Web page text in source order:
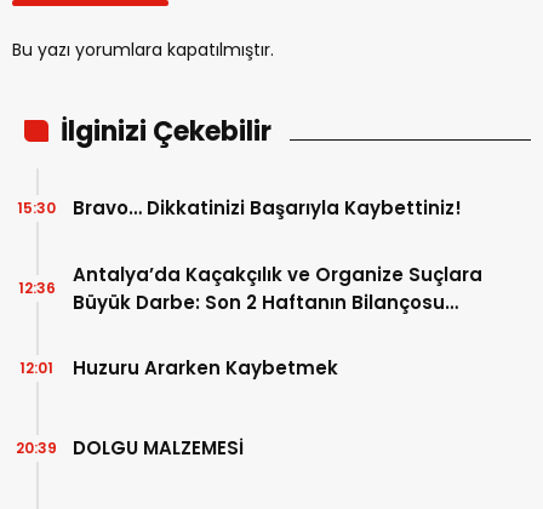
Bu yazı yorumlara kapatılmıştır.
İlginizi Çekebilir
Bravo… Dikkatinizi Başarıyla Kaybettiniz!
15:30
Antalya’da Kaçakçılık ve Organize Suçlara
Büyük Darbe: Son 2 Haftanın Bilançosu
12:36
Huzuru Ararken Kaybetmek
12:01
DOLGU MALZEMESİ
20:39